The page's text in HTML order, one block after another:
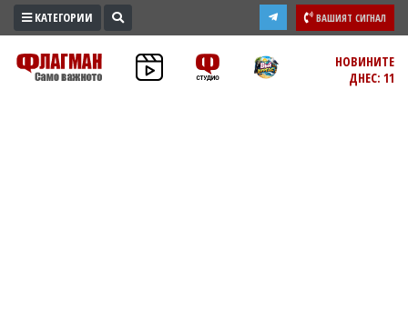
ПРОМО
ЗОНА
КАТЕГОРИИ ВАШИЯТ СИГНАЛ
НОВИНИТЕ
ДНЕС: 11